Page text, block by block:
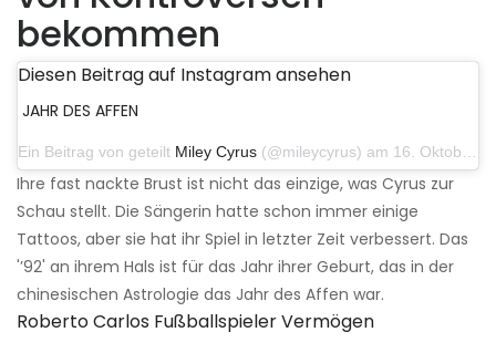
bekommen
Diesen Beitrag auf Instagram ansehen
JAHR DES AFFEN
Ein Beitrag von geteilt Miley Cyrus (@mileycyrus) am 16. Oktober 2019 um 19:04 Uhr PDT
Ihre fast nackte Brust ist nicht das einzige, was Cyrus zur
Schau stellt. Die Sängerin hatte schon immer einige
Tattoos, aber sie hat ihr Spiel in letzter Zeit verbessert. Das
'’92' an ihrem Hals ist für das Jahr ihrer Geburt, das in der
chinesischen Astrologie das Jahr des Affen war.
Roberto Carlos Fußballspieler Vermögen